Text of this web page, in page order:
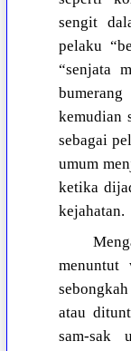
sengit
pelaku
“senjata
kemudian
sebagai
umum
ketika
kejahatan.
menuntut
atau
sam-sak